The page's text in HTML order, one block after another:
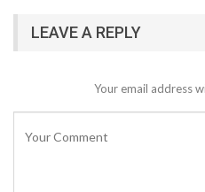
LEAVE A REPLY
Your email address